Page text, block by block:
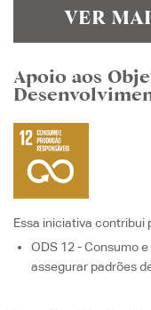
VER
Apoio aos
Essa iniciativa contribui
ODS 12 - Consumo
assegurar padrões